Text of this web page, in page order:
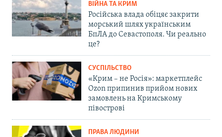
ВІЙНА ТА КРИМ
Російська влада обіцяє закрити
морський шлях українським
БпЛА до Севастополя. Чи реально
це?
СУСПІЛЬСТВО
«Крим – не Росія»: маркетплейс
Ozon припинив прийом нових
замовлень на Кримському
півострові
ПРАВА ЛЮДИНИ